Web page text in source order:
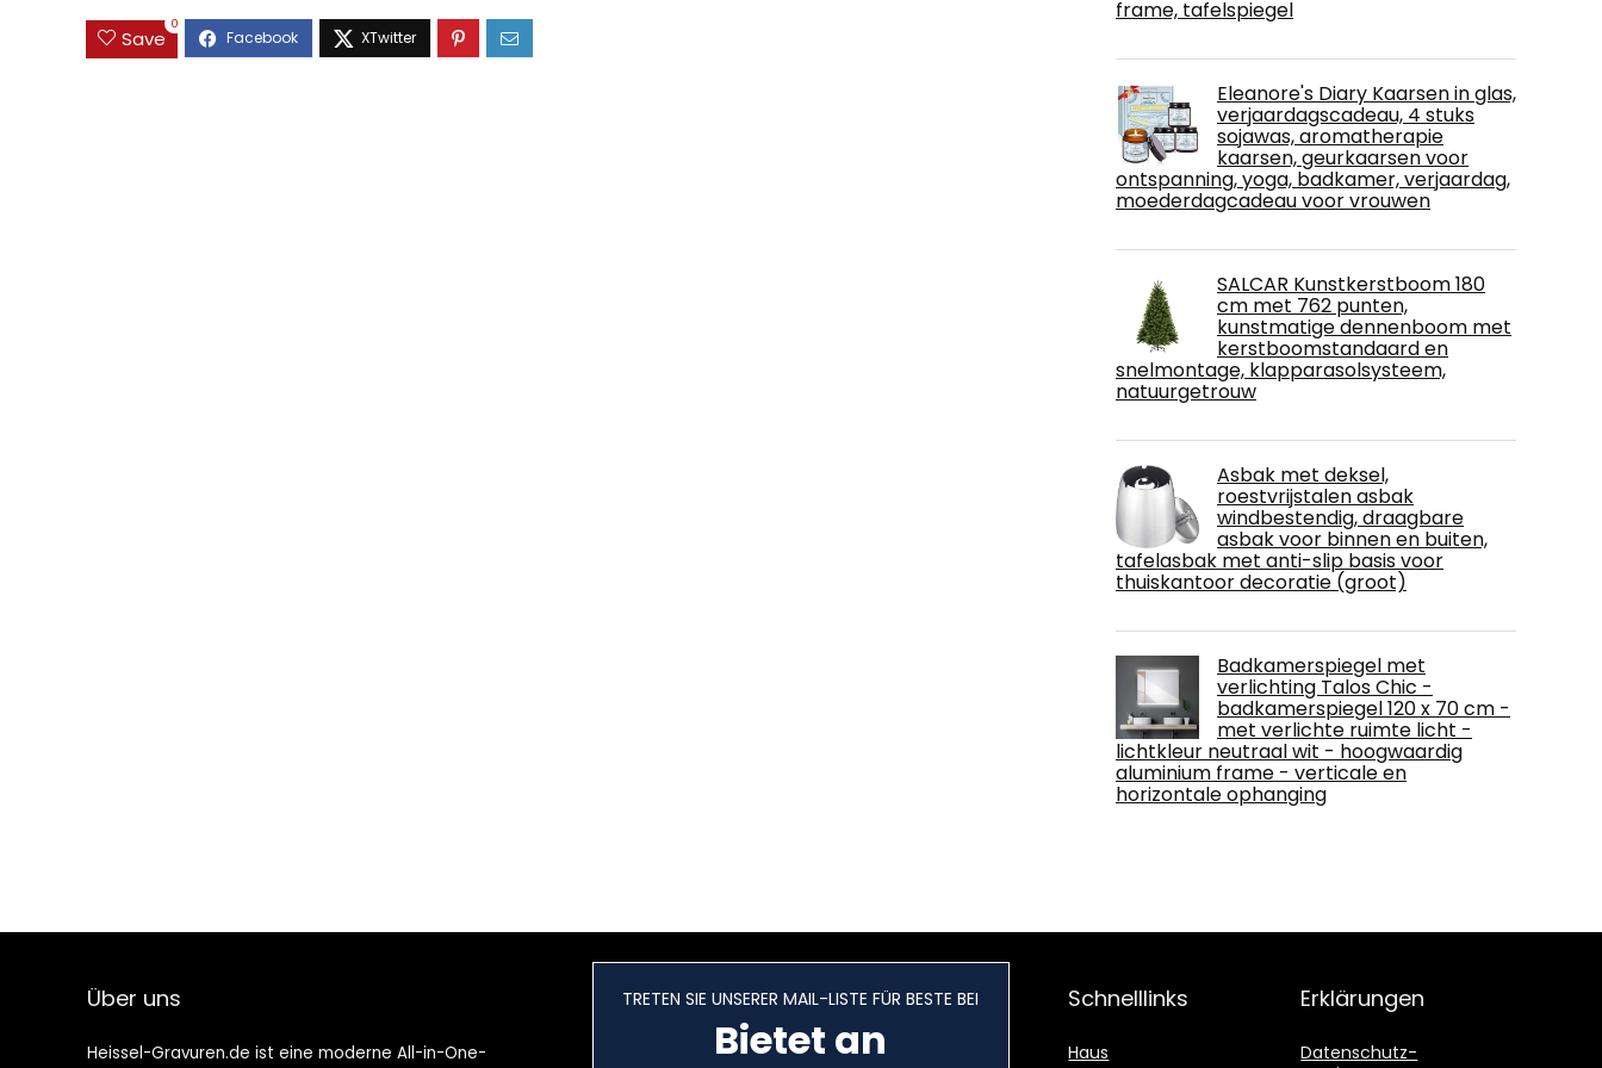
Save
0 frame, tafelspiegel
Eleanore's Diary Kaarsen in glas,
verjaardagscadeau, 4 stuks
sojawas, aromatherapie
kaarsen, geurkaarsen voor
ontspanning, yoga, badkamer, verjaardag,
moederdagcadeau voor vrouwen
SALCAR Kunstkerstboom 180
cm met 762 punten,
kunstmatige dennenboom met
kerstboomstandaard en
snelmontage, klapparasolsysteem,
natuurgetrouw
Asbak met deksel,
roestvrijstalen asbak
windbestendig, draagbare
asbak voor binnen en buiten,
tafelasbak met anti-slip basis voor
thuiskantoor decoratie (groot)
Badkamerspiegel met
verlichting Talos Chic -
badkamerspiegel 120 x 70 cm -
met verlichte ruimte licht -
lichtkleur neutraal wit - hoogwaardig
aluminium frame - verticale en
horizontale ophanging
Über uns
Heissel-Gravuren.de ist eine moderne All-in-One-
TRETEN SIE UNSERER MAIL-LISTE FÜR BESTE BEI
Bietet an
Schnelllinks
Haus
Erklärungen
Datenschutz-